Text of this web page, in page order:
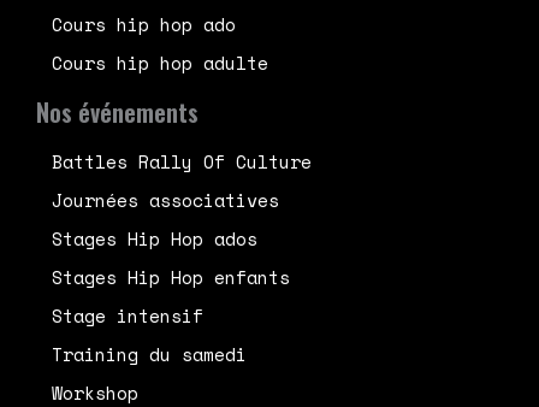
Cours hip hop ado
Cours hip hop adulte
Nos événements
Battles Rally Of Culture
Journées associatives
Stages Hip Hop ados
Stages Hip Hop enfants
Stage intensif
Training du samedi
Workshop